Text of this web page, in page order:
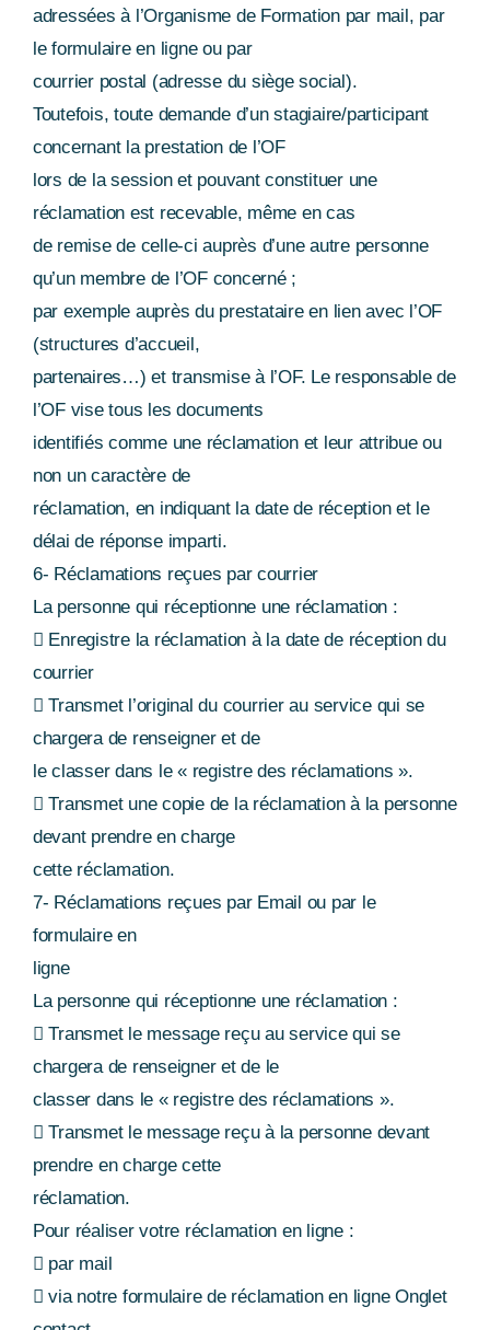
adressées à l’Organisme de Formation par mail, par
le formulaire en ligne ou par
courrier postal (adresse du siège social).
Toutefois, toute demande d’un stagiaire/participant
concernant la prestation de l’OF
lors de la session et pouvant constituer une
réclamation est recevable, même en cas
de remise de celle-ci auprès d’une autre personne
qu’un membre de l’OF concerné ;
par exemple auprès du prestataire en lien avec l’OF
(structures d’accueil,
partenaires…) et transmise à l’OF. Le responsable de
l’OF vise tous les documents
identifiés comme une réclamation et leur attribue ou
non un caractère de
réclamation, en indiquant la date de réception et le
délai de réponse imparti.
6- Réclamations reçues par courrier
La personne qui réceptionne une réclamation :
 Enregistre la réclamation à la date de réception du
courrier
 Transmet l’original du courrier au service qui se
chargera de renseigner et de
le classer dans le « registre des réclamations ».
 Transmet une copie de la réclamation à la personne
devant prendre en charge
cette réclamation.
7- Réclamations reçues par Email ou par le
formulaire en
ligne
La personne qui réceptionne une réclamation :
 Transmet le message reçu au service qui se
chargera de renseigner et de le
classer dans le « registre des réclamations ».
 Transmet le message reçu à la personne devant
prendre en charge cette
réclamation.
Pour réaliser votre réclamation en ligne :
 par mail
 via notre formulaire de réclamation en ligne Onglet